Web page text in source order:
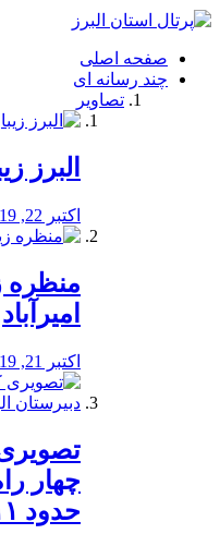
فصد
شرق
تهران
خشکشویی
صفحه اصلی
چند رسانه ای
تصاویر
البرز
اکتبر 22, 2019
منظره‌‌
امیرآباد
اکتبر 21, 2019
چهار
حدود ۱۳۱۱ه ش